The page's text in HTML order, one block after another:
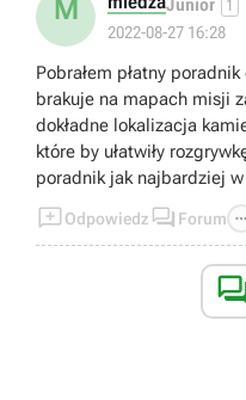
M 1
2022-08-27 16:28
Pobrałem płatny
brakuje na mapach misji
dokładne lokalizacja
które by ułatwiły
poradnik jak najbardziej
Odpowiedz  Forum 